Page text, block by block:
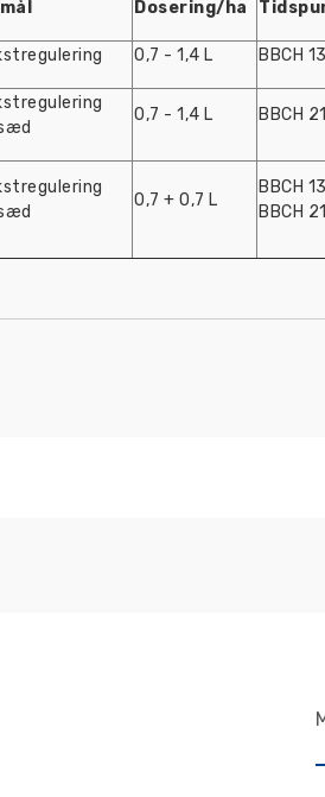
Dosering/ha
0,7 - 1,4 L BBCH
0,7 - 1,4 L BBCH
0,7 + 0,7 L
BBCH
BBCH